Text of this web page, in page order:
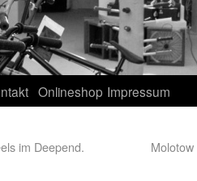
Onlineshop Impressum
im Deepend.